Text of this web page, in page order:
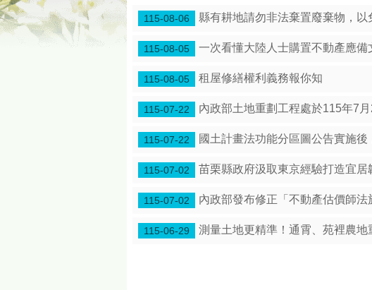
115-08-06 縣有耕地請勿非法棄置廢棄物，以
115-08-05 一次看懂大陸人士購置不動產應備
115-08-05 租屋修繕權利義務報你知
115-07-22 內政部土地重劃工程處於115年7
115-07-22 國土計畫法功能分區圖公告實施
115-07-02 苗栗縣政府汲取東京經驗打造宜居
115-07-02 內政部發布修正「不動產估價師
115-06-29 測量土地更精準！通霄、苑裡農